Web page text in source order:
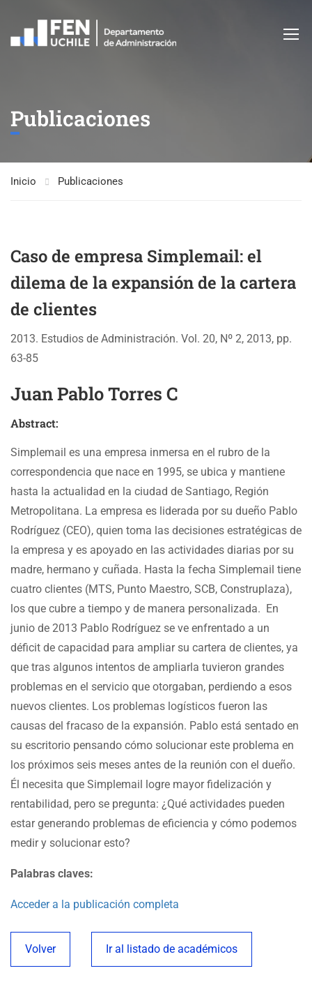
Publicaciones
Inicio Publicaciones
Caso de empresa Simplemail: el
dilema de la expansión de la cartera
de clientes
2013. Estudios de Administración. Vol. 20, Nº 2, 2013, pp.
63-85
Juan Pablo Torres C
Abstract:
Simplemail es una empresa inmersa en el rubro de la
correspondencia que nace en 1995, se ubica y mantiene
hasta la actualidad en la ciudad de Santiago, Región
Metropolitana. La empresa es liderada por su dueño Pablo
Rodríguez (CEO), quien toma las decisiones estratégicas de
la empresa y es apoyado en las actividades diarias por su
madre, hermano y cuñada. Hasta la fecha Simplemail tiene
cuatro clientes (MTS, Punto Maestro, SCB, Construplaza),
los que cubre a tiempo y de manera personalizada. En
junio de 2013 Pablo Rodríguez se ve enfrentado a un
déficit de capacidad para ampliar su cartera de clientes, ya
que tras algunos intentos de ampliarla tuvieron grandes
problemas en el servicio que otorgaban, perdiendo a esos
nuevos clientes. Los problemas logísticos fueron las
causas del fracaso de la expansión. Pablo está sentado en
su escritorio pensando cómo solucionar este problema en
los próximos seis meses antes de la reunión con el dueño.
Él necesita que Simplemail logre mayor fidelización y
rentabilidad, pero se pregunta: ¿Qué actividades pueden
estar generando problemas de eficiencia y cómo podemos
medir y solucionar esto?
Palabras claves:
Acceder a la publicación completa
Volver Ir al listado de académicos